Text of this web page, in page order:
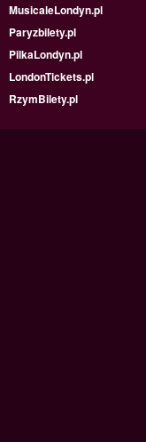
MusicaleLondyn.pl
Paryzbilety.pl
PilkaLondyn.pl
LondonTickets.pl
RzymBilety.pl